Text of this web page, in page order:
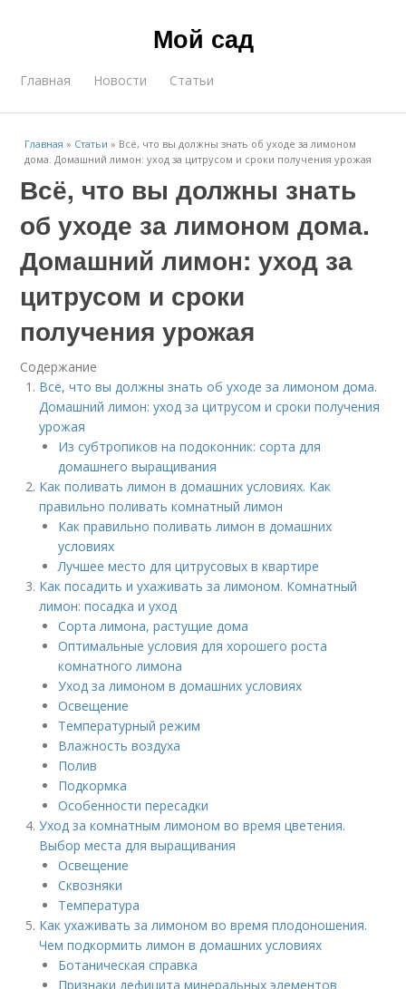
Мой сад
Главная Новости Статьи
Главная » Статьи » Всё, что вы должны знать об уходе за лимоном
дома. Домашний лимон: уход за цитрусом и сроки получения урожая
Всё, что вы должны знать
об уходе за лимоном дома.
Домашний лимон: уход за
цитрусом и сроки
получения урожая
Содержание
Всё, что вы должны знать об уходе за лимоном дома.
Домашний лимон: уход за цитрусом и сроки получения
урожая
Из субтропиков на подоконник: сорта для
домашнего выращивания
Как поливать лимон в домашних условиях. Как
правильно поливать комнатный лимон
Как правильно поливать лимон в домашних
условиях
Лучшее место для цитрусовых в квартире
Как посадить и ухаживать за лимоном. Комнатный
лимон: посадка и уход
Сорта лимона, растущие дома
Оптимальные условия для хорошего роста
комнатного лимона
Уход за лимоном в домашних условиях
Освещение
Температурный режим
Влажность воздуха
Полив
Подкормка
Особенности пересадки
Уход за комнатным лимоном во время цветения.
Выбор места для выращивания
Освещение
Сквозняки
Температура
Как ухаживать за лимоном во время плодоношения.
Чем подкормить лимон в домашних условиях
Ботаническая справка
Признаки дефицита минеральных элементов